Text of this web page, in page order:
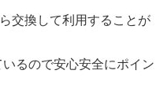
交換して利用することが
るので安心安全にポイン